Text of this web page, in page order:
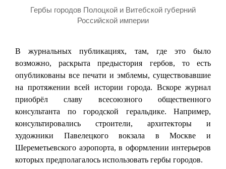
Гербы городов Полоцкой и Витебской губерний
Российской империи
В журнальных публикациях, там, где это было
возможно, раскрыта предыстория гербов, то есть
опубликованы все печати и эмблемы, существовавшие
на протяжении всей истории города. Вскоре журнал
приобрёл славу всесоюзного общественного
консультанта по городской геральдике. Например,
консультировались строители, архитекторы и
художники Павелецкого вокзала в Москве и
Шереметьевского аэропорта, в оформлении интерьеров
которых предполагалось использовать гербы городов.